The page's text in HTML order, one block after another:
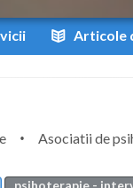
Articole
Asociatii de
psihoterapie -